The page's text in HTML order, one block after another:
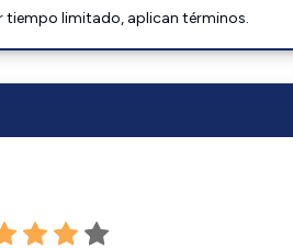
tiempo limitado, aplican términos.